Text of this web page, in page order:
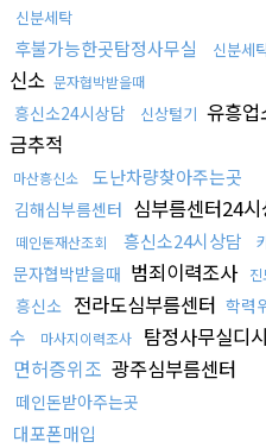
신분세탁
후불가능한곳탐정사무실 신분세
신소 문자협박받을때
흥신소24시상담 신상털기 유흥업
금추적
마산흥신소 도난차량찾아주는곳
김해심부름센터 심부름센터24
떼인돈재산조회 흥신소24시상담
문자협박받을때 범죄이력조사
흥신소 전라도심부름센터 학력
수
마사지이력조사
탐정사무실디시
면허증위조 광주심부름센터
떼인돈받아주는곳
대포폰매입